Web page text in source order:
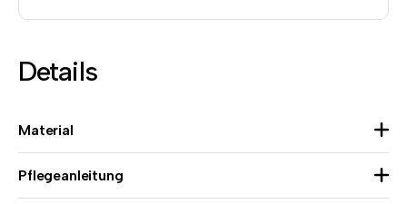
Details
Material
Pflegeanleitung